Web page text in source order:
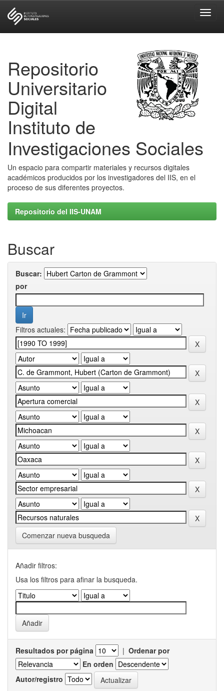
Repositorio
Universitario
Digital
Instituto de
Investigaciones Sociales
Un espacio para compartir materiales y recursos digitales
académicos producidos por los investigadores del IIS, en el
proceso de sus diferentes proyectos.
Repositorio del IIS-UNAM
Buscar
Buscar:
por
Filtros actuales:
Comenzar nueva busqueda
Añadir filtros:
Usa los filtros para afinar la busqueda.
Resultados por página | Ordenar por
En orden
Autor/registro